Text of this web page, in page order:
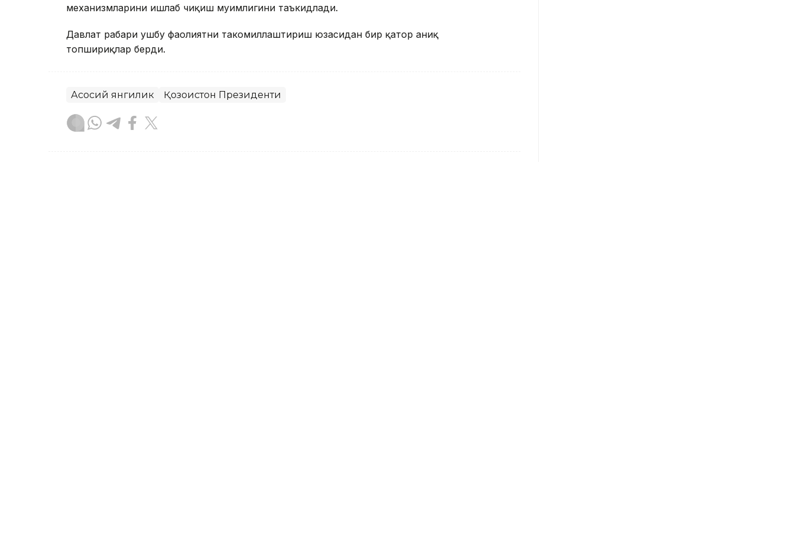
механизмларини ишлаб чиқиш муҳимлигини таъкидлади.
Давлат раҳбари ушбу фаолиятни такомиллаштириш юзасидан бир қатор аниқ
топшириқлар берди.
Асосий янгилик Қозоғистон Президенти